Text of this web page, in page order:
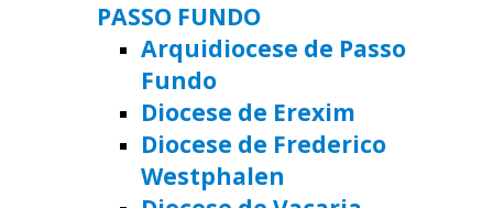
PASSO FUNDO
Arquidiocese de Passo
Fundo
Diocese de Erexim
Diocese de Frederico
Westphalen